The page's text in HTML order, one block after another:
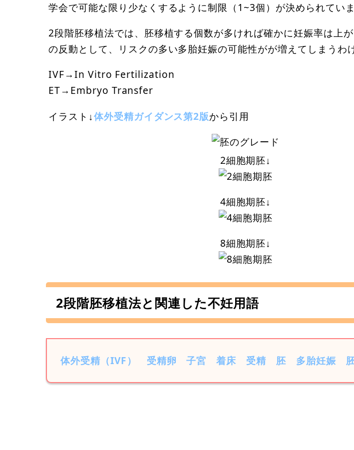
学会で可能な限り少なくするように制限（1~3個）が決められていま
2段階胚移植法では、胚移植する個数が多ければ確かに妊娠率は上
の反動として、リスクの多い多胎妊娠の可能性がが増えてしまうわ
IVF→In Vitro Fertilization
ET→Embryo Transfer
イラスト↓体外受精ガイダンス第2版から引用
2細胞期胚↓
4細胞期胚↓
8細胞期胚↓
2段階胚移植法と関連した不妊用語
体外受精（IVF） 受精卵 子宮 着床 受精 胚 多胎妊娠